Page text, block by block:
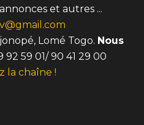
et autres ...
Lomé Togo. Nous
92 59 01/ 90 41 29 00
la chaîne !